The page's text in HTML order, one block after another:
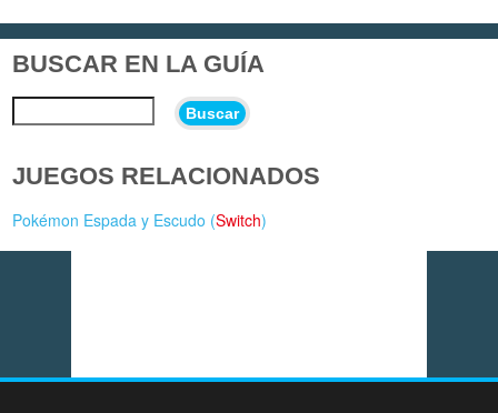
BUSCAR EN LA GUÍA
Buscar
JUEGOS RELACIONADOS
Pokémon Espada y Escudo (Switch)